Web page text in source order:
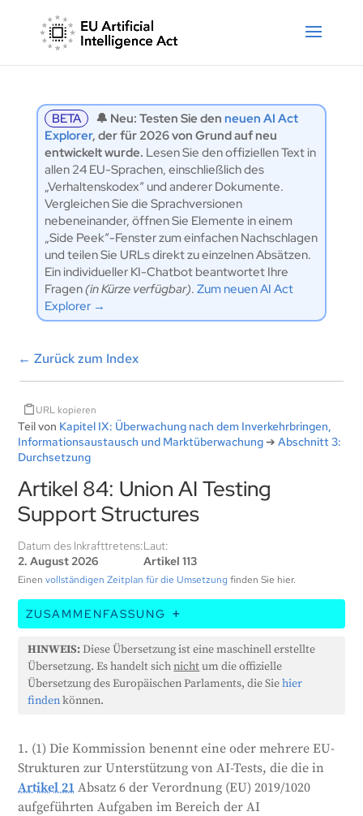
BETA 🔔 Neu: Testen Sie den neuen AI Act
Explorer, der für 2026 von Grund auf neu
entwickelt wurde. Lesen Sie den offiziellen Text in
allen 24 EU-Sprachen, einschließlich des
„Verhaltenskodex“ und anderer Dokumente.
Vergleichen Sie die Sprachversionen
nebeneinander, öffnen Sie Elemente in einem
„Side Peek“-Fenster zum einfachen Nachschlagen
und teilen Sie URLs direkt zu einzelnen Absätzen.
Ein individueller KI-Chatbot beantwortet Ihre
Fragen(in Kürze verfügbar). Zum neuen AI Act
Explorer →
←Zurück zum Index
URL kopieren
Teil von Kapitel IX: Überwachung nach dem Inverkehrbringen,
Informationsaustausch und Marktüberwachung➔Abschnitt 3:
Durchsetzung
Artikel 84: Union AI Testing
Support Structures
Datum des Inkrafttretens:
2. August 2026
Laut:
Artikel 113
Einenvollständigen Zeitplan für die Umsetzung finden Sie hier.
ZUSAMMENFASSUNG
Die Europäische Kommission wird eine oder
mehrere Organisationen ernennen, um KI-Systeme
in der EU zu testen und zu unterstützen, wie in einer
früheren Verordnung dargelegt. Diese
auch unabhängige technische oder
wissenschaftliche Beratung anbieten.
Generiert vonCLaiRK , bearbeitet von uns.
HINWEIS:Diese Übersetzung ist eine maschinell erstellte
Übersetzung. Es handelt sichnichtum die offizielle
Übersetzung des Europäischen Parlaments, die Siehier
findenkönnen.
1. (1) Die Kommission benennt eine oder mehrere EU-
Strukturen zur Unterstützung von AI-Tests, die die in
Artikel 21 Absatz 6 der Verordnung (EU) 2019/1020
aufgeführten Aufgaben im Bereich der AI